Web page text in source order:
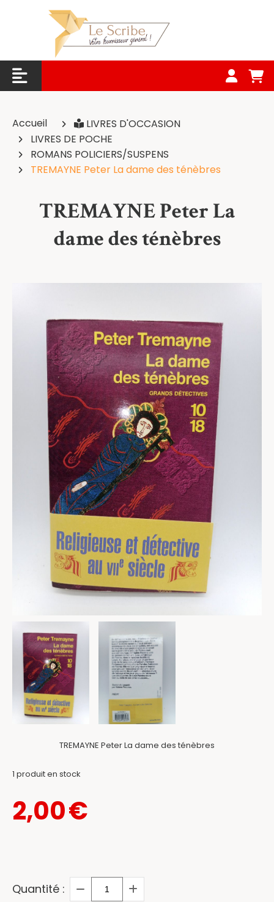
Accueil
LIVRES D'OCCASION
LIVRES DE POCHE
ROMANS POLICIERS/SUSPENS
TREMAYNE Peter La dame des ténèbres
TREMAYNE Peter La
dame des ténèbres
TREMAYNE Peter La dame des ténèbres
2,00€
1 produit en stock
Quantité :